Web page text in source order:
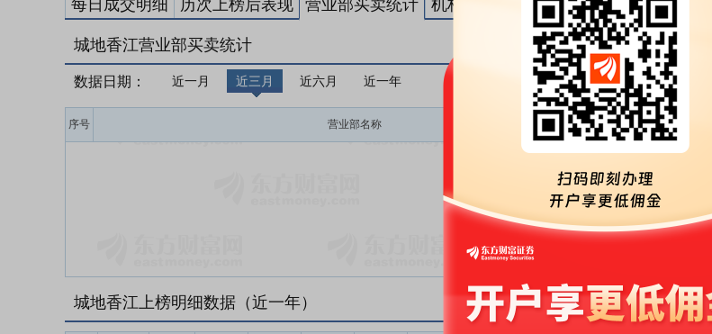
每日成交明细 历次上榜后表现 营业部买卖统计 机构买卖统计 最新公告
城地香江营业部买卖统计
数据日期： 近一月 近三月 近六月 近一年
序号 营业部名称 龙虎榜成交金额(万)
暂无数据
城地香江上榜明细数据（近一年）